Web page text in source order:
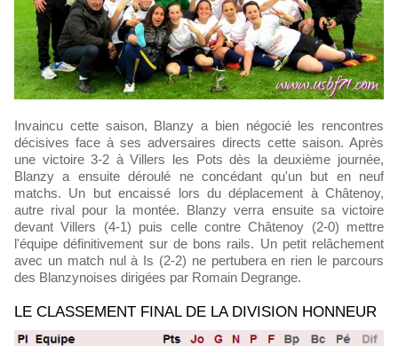
Invaincu cette saison, Blanzy a bien négocié les rencontres
décisives face à ses adversaires directs cette saison. Après
une victoire 3-2 à Villers les Pots dès la deuxième journée,
Blanzy a ensuite déroulé ne concédant qu'un but en neuf
matchs. Un but encaissé lors du déplacement à Châtenoy,
autre rival pour la montée. Blanzy verra ensuite sa victoire
devant Villers (4-1) puis celle contre Châtenoy (2-0) mettre
l'équipe définitivement sur de bons rails. Un petit relâchement
avec un match nul à Is (2-2) ne pertubera en rien le parcours
des Blanzynoises dirigées par Romain Degrange.
LE CLASSEMENT FINAL DE LA DIVISION HONNEUR